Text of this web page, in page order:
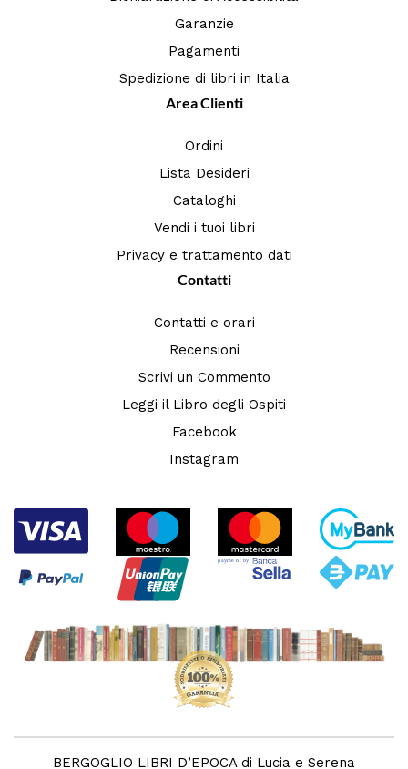
Garanzie
Pagamenti
Spedizione di libri in Italia
Area Clienti
Ordini
Lista Desideri
Cataloghi
Vendi i tuoi libri
Privacy e trattamento dati
Contatti
Contatti e orari
Recensioni
Scrivi un Commento
Leggi il Libro degli Ospiti
Facebook
Instagram
BERGOGLIO LIBRI D’EPOCA di Lucia e Serena